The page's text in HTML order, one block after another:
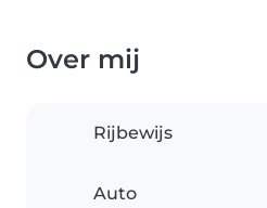
Over mij
Rijbewijs
Auto